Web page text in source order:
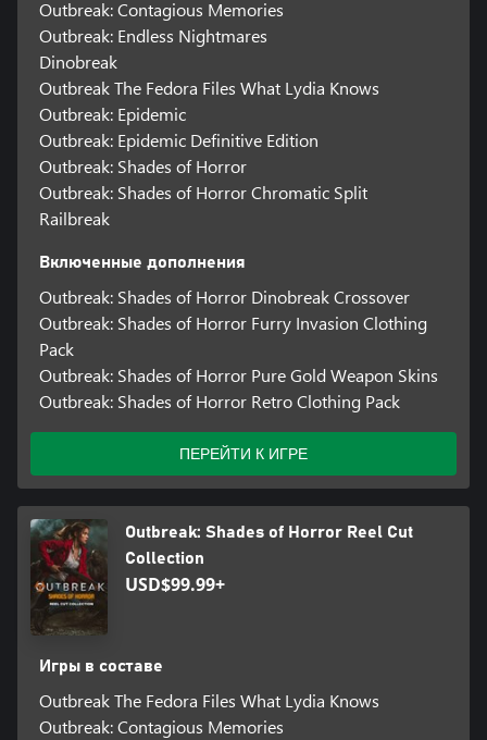
Outbreak: Contagious Memories
Outbreak: Endless Nightmares
Dinobreak
Outbreak The Fedora Files What Lydia Knows
Outbreak: Epidemic
Outbreak: Epidemic Definitive Edition
Outbreak: Shades of Horror
Outbreak: Shades of Horror Chromatic Split
Railbreak
Включенные дополнения
Outbreak: Shades of Horror Dinobreak Crossover
Outbreak: Shades of Horror Furry Invasion Clothing
Pack
Outbreak: Shades of Horror Pure Gold Weapon Skins
Outbreak: Shades of Horror Retro Clothing Pack
ПЕРЕЙТИ К ИГРЕ
Outbreak: Shades of Horror Reel Cut
Collection
USD$99.99+
Игры в составе
Outbreak The Fedora Files What Lydia Knows
Outbreak: Contagious Memories